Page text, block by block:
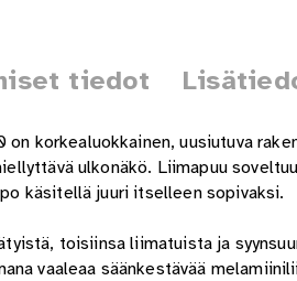
tiedot
korkealuokkainen, uusiutuva
ulkonäkö. Liimapuu
käsitellä juuri itselleen sopivaksi.
toisiinsa liimatuista ja
vaaleaa säänkestävää